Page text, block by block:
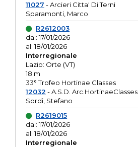
11027 - Arcieri Citta' Di Terni
Sparamonti, Marco
R2612003
dal: 17/01/2026
al: 18/01/2026
Interregionale
Lazio: Orte (VT)
18 m
33° Trofeo Hortinae Classes
12032 - A.S.D. Arc.HortinaeClasses
Sordi, Stefano
R2619015
dal: 17/01/2026
al: 18/01/2026
Interregionale